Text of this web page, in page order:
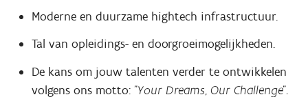
Moderne en duurzame hightech infrastructuur.
Tal van opleidings- en doorgroeimogelijkheden.
De kans om jouw talenten verder te ontwikkelen
volgens ons motto: "Your Dreams, Our Challenge".